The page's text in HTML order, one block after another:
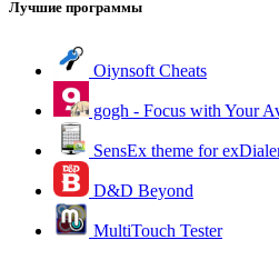
Лучшие программы
Oiynsoft Cheats
gogh - Focus with Your
SensEx theme for
D&D Beyond
MultiTouch Tester